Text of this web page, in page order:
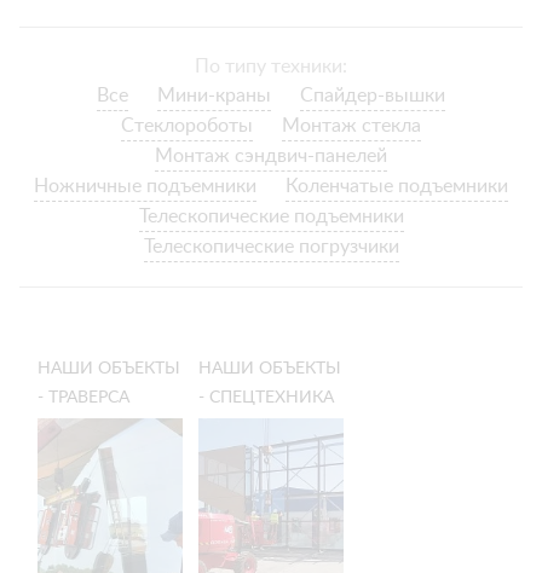
По типу техники:
Все
Мини-краны
Спайдер-вышки
Стеклороботы
Монтаж стекла
Монтаж сэндвич-панелей
Ножничные подъемники
Коленчатые подъемники
Телескопические подъемники
Телескопические погрузчики
НАШИ ОБЪЕКТЫ
- ТРАВЕРСА
АРЛИФТ ДЛЯ
МОНТАЖА
КРУПНОГАБАРИТНЫХ
СТЕКОЛ
НАШИ ОБЪЕКТЫ
- СПЕЦТЕХНИКА
РАБОТАХ В
ЧЕЛЯБИНСКЕ